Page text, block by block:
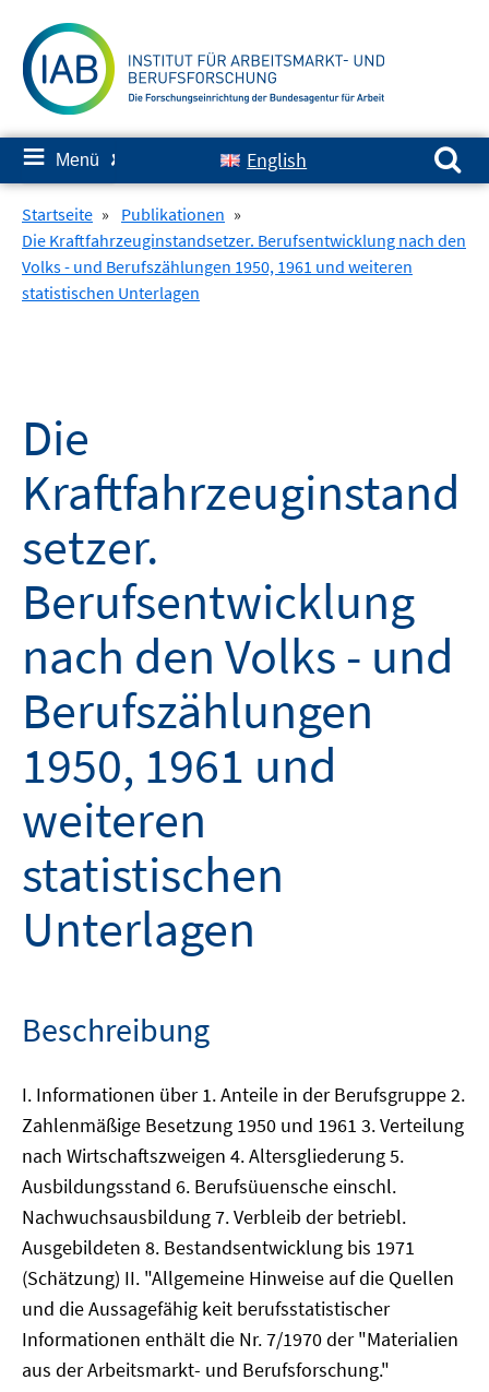
zum
Inhalt
≡ Menü ✘ English
Suchen nach:
Startseite » Publikationen »
Die Kraftfahrzeuginstandsetzer. Berufsentwicklung nach den
Volks - und Berufszählungen 1950, 1961 und weiteren
statistischen Unterlagen
Die
Kraftfahrzeuginstand
setzer.
Berufsentwicklung
nach den Volks - und
Berufszählungen
1950, 1961 und
weiteren
statistischen
Unterlagen
Beschreibung
I. Informationen über 1. Anteile in der Berufsgruppe 2.
Zahlenmäßige Besetzung 1950 und 1961 3. Verteilung
nach Wirtschaftszweigen 4. Altersgliederung 5.
Ausbildungsstand 6. Berufsüuensche einschl.
Nachwuchsausbildung 7. Verbleib der betriebl.
Ausgebildeten 8. Bestandsentwicklung bis 1971
(Schätzung) II. "Allgemeine Hinweise auf die Quellen
und die Aussagefähig keit berufsstatistischer
Informationen enthält die Nr. 7/1970 der "Materialien
aus der Arbeitsmarkt- und Berufsforschung."